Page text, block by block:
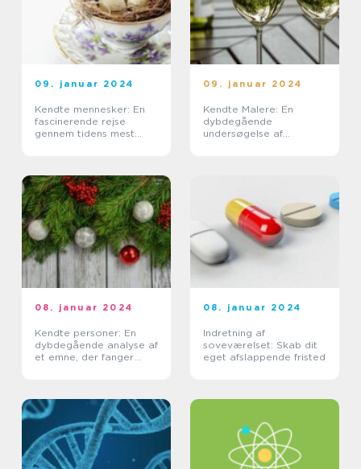
09. januar 2024
Kendte mennesker: En
fascinerende rejse
gennem tidens mest
09. januar 2024
Kendte Malere: En
dybdegående
undersøgelse af
08. januar 2024
Kendte personer: En
dybdegående analyse af
et emne, der fanger
08. januar 2024
Indretning af
soveværelset: Skab dit
eget afslappende fristed